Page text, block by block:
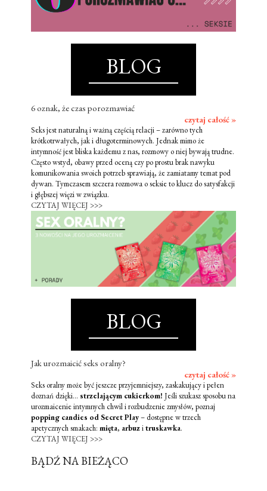
BLOG
6 oznak, że czas porozmawiać
czytaj całość »
Seks jest naturalną i ważną częścią relacji – zarówno tych
krótkotrwałych, jak i długoterminowych. Jednak mimo że
intymność jest bliska każdemu z nas, rozmowy o niej bywają trudne.
Często wstyd, obawy przed oceną czy po prostu brak nawyku
komunikowania swoich potrzeb sprawiają, że zamiatamy temat pod
dywan. Tymczasem szczera rozmowa o seksie to klucz do satysfakcji
i głębszej więzi w związku.
CZYTAJ WIĘCEJ >>>
BLOG
Jak urozmaicić seks oralny?
czytaj całość »
Seks oralny może być jeszcze przyjemniejszy, zaskakujący i pełen
doznań dzięki... strzelającym cukierkom! Jeśli szukasz sposobu na
urozmaicenie intymnych chwil i rozbudzenie zmysłów, poznaj
popping candies od Secret Play– dostępne w trzech
apetycznych smakach: mięta, arbuzitruskawka.
CZYTAJ WIĘCEJ >>>
BĄDŹ NA BIEŻĄCO